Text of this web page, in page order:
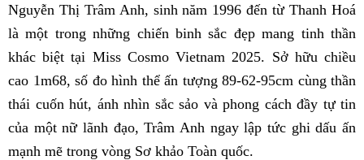
Nguyễn Thị Trâm Anh, sinh năm 1996 đến từ Thanh Hoá
là một trong những chiến binh sắc đẹp mang tinh thần
khác biệt tại Miss Cosmo Vietnam 2025. Sở hữu chiều
cao 1m68, số đo hình thể ấn tượng 89-62-95cm cùng thần
thái cuốn hút, ánh nhìn sắc sảo và phong cách đầy tự tin
của một nữ lãnh đạo, Trâm Anh ngay lập tức ghi dấu ấn
mạnh mẽ trong vòng Sơ khảo Toàn quốc.